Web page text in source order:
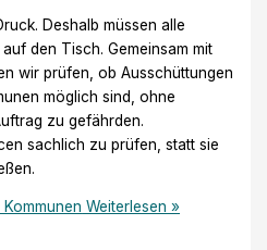
Deshalb müssen alle
den Tisch. Gemeinsam mit
wir prüfen, ob Ausschüttungen
möglich sind, ohne
zu gefährden.
sachlich zu prüfen, statt sie
Weiterlesen »